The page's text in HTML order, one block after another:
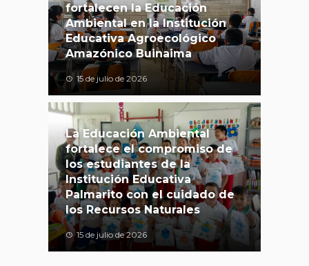
fortalecen la Educación
Ambiental en la Institución
Educativa Agroecológico
Amazónico Buinaima
15 de julio de 2026
La Educación Ambiental
fortalece el compromiso de
los estudiantes de la
Institución Educativa
Palmarito con el cuidado de
los Recursos Naturales
15 de julio de 2026